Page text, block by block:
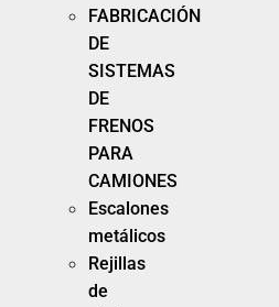
FABRICACIÓN
DE
SISTEMAS
DE
FRENOS
PARA
CAMIONES
Escalones
metálicos
Rejillas
de